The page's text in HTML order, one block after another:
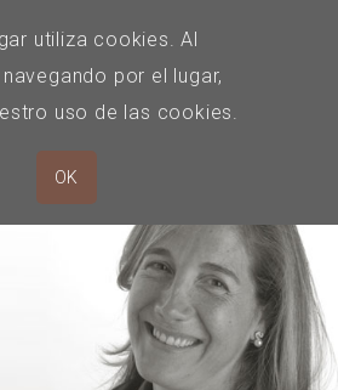
utiliza cookies. Al
por el lugar,
uso de las cookies.
OK